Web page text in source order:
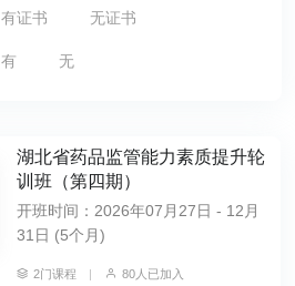
有证书 无证书
有 无
湖北省药品监管能力素质提升轮
训班（第四期）
开班时间：2026年07月27日 - 12月
31日 (5个月)
2门课程 | 80人已加入